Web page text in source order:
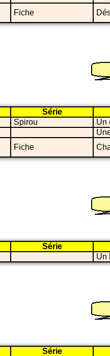
Fiche
Série
Spirou
Un
Fiche
Série
Un
Série